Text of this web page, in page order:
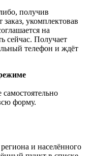
получив
укомплектовав
на
сейчас. Получает
телефон и ждёт
форму.
и населённого